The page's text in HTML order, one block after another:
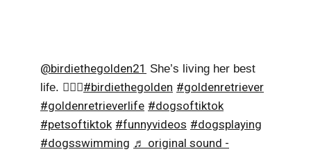
@birdiethegolden21 She’s living her best
life. 🏊‍♀️💦#birdiethegolden #goldenretriever
#goldenretrieverlife #dogsoftiktok
#petsoftiktok #funnyvideos #dogsplaying
#dogsswimming ♬ original sound -